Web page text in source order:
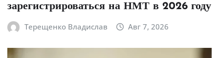
зарегистрироваться на НМТ в 2026 году
Терещенко Владислав Авг 7, 2026